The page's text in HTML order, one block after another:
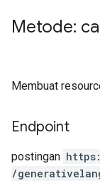
Metode:
Membuat
Endpoint
postingan https:
/